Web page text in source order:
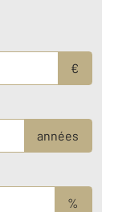
€
années
%